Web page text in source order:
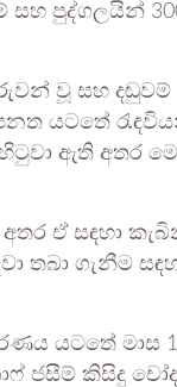
සහ පුද්ගලයින්
වූ සහ
යටතේ
ඇති අතර
ඒ සඳහා
තබා ගැනීම
යටතේ මාස
ජසීම් කිසිදු